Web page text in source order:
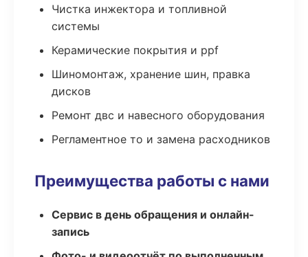
Чистка инжектора и топливной
системы
Керамические покрытия и ppf
Шиномонтаж, хранение шин, правка
дисков
Ремонт двс и навесного оборудования
Регламентное то и замена расходников
Преимущества работы с нами
Сервис в день обращения и онлайн-
запись